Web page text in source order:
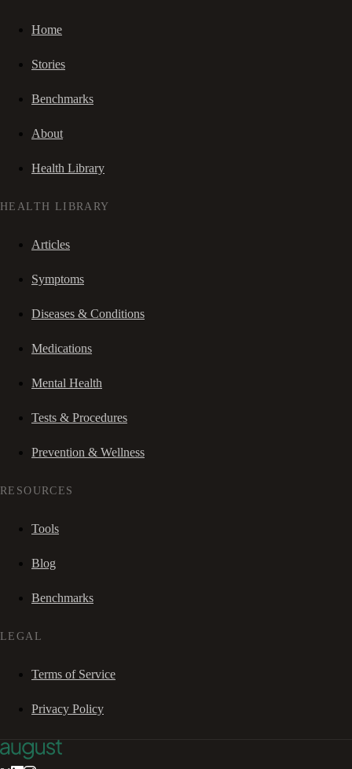
Home
Stories
Benchmarks
About
Health Library
HEALTH LIBRARY
Articles
Symptoms
Diseases & Conditions
Medications
Mental Health
Tests & Procedures
Prevention & Wellness
RESOURCES
Tools
Blog
Benchmarks
LEGAL
Terms of Service
Privacy Policy